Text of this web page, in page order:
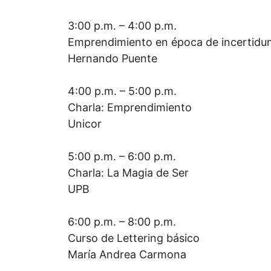
3:00 p.m. – 4:00 p.m.
Emprendimiento en época de
Hernando Puente
4:00 p.m. – 5:00 p.m.
Charla: Emprendimiento
Unicor
5:00 p.m. – 6:00 p.m.
Charla: La Magia de Ser
UPB
6:00 p.m. – 8:00 p.m.
Curso de Lettering básico
María Andrea Carmona